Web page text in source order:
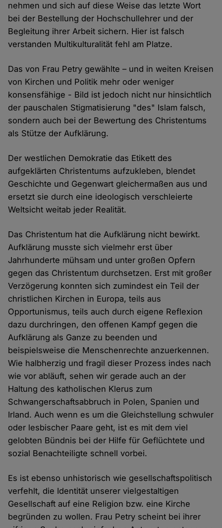
nehmen und sich auf diese Weise das letzte Wort
bei der Bestellung der Hochschullehrer und der
Begleitung ihrer Arbeit sichern. Hier ist falsch
verstanden Multikulturalität fehl am Platze.
Das von Frau Petry gewählte – und in weiten Kreisen
von Kirchen und Politik mehr oder weniger
konsensfähige - Bild ist jedoch nicht nur hinsichtlich
der pauschalen Stigmatisierung "des" Islam falsch,
sondern auch bei der Bewertung des Christentums
als Stütze der Aufklärung.
Der westlichen Demokratie das Etikett des
aufgeklärten Christentums aufzukleben, blendet
Geschichte und Gegenwart gleichermaßen aus und
ersetzt sie durch eine ideologisch verschleierte
Weltsicht weitab jeder Realität.
Das Christentum hat die Aufklärung nicht bewirkt.
Aufklärung musste sich vielmehr erst über
Jahrhunderte mühsam und unter großen Opfern
gegen das Christentum durchsetzen. Erst mit großer
Verzögerung konnten sich zumindest ein Teil der
christlichen Kirchen in Europa, teils aus
Opportunismus, teils auch durch eigene Reflexion
dazu durchringen, den offenen Kampf gegen die
Aufklärung als Ganze zu beenden und
beispielsweise die Menschenrechte anzuerkennen.
Wie halbherzig und fragil dieser Prozess indes nach
wie vor abläuft, sehen wir gerade auch an der
Haltung des katholischen Klerus zum
Schwangerschaftsabbruch in Polen, Spanien und
Irland. Auch wenn es um die Gleichstellung schwuler
oder lesbischer Paare geht, ist es mit dem viel
gelobten Bündnis bei der Hilfe für Geflüchtete und
sozial Benachteiligte schnell vorbei.
Es ist ebenso unhistorisch wie gesellschaftspolitisch
verfehlt, die Identität unserer vielgestaltigen
Gesellschaft auf eine Religion bzw. eine Kirche
begründen zu wollen. Frau Petry scheint bei ihrer